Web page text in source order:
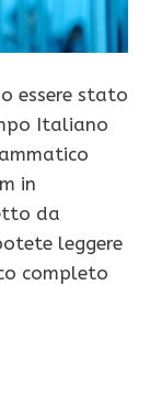
essere stato
Italiano
in
da
leggere
completo